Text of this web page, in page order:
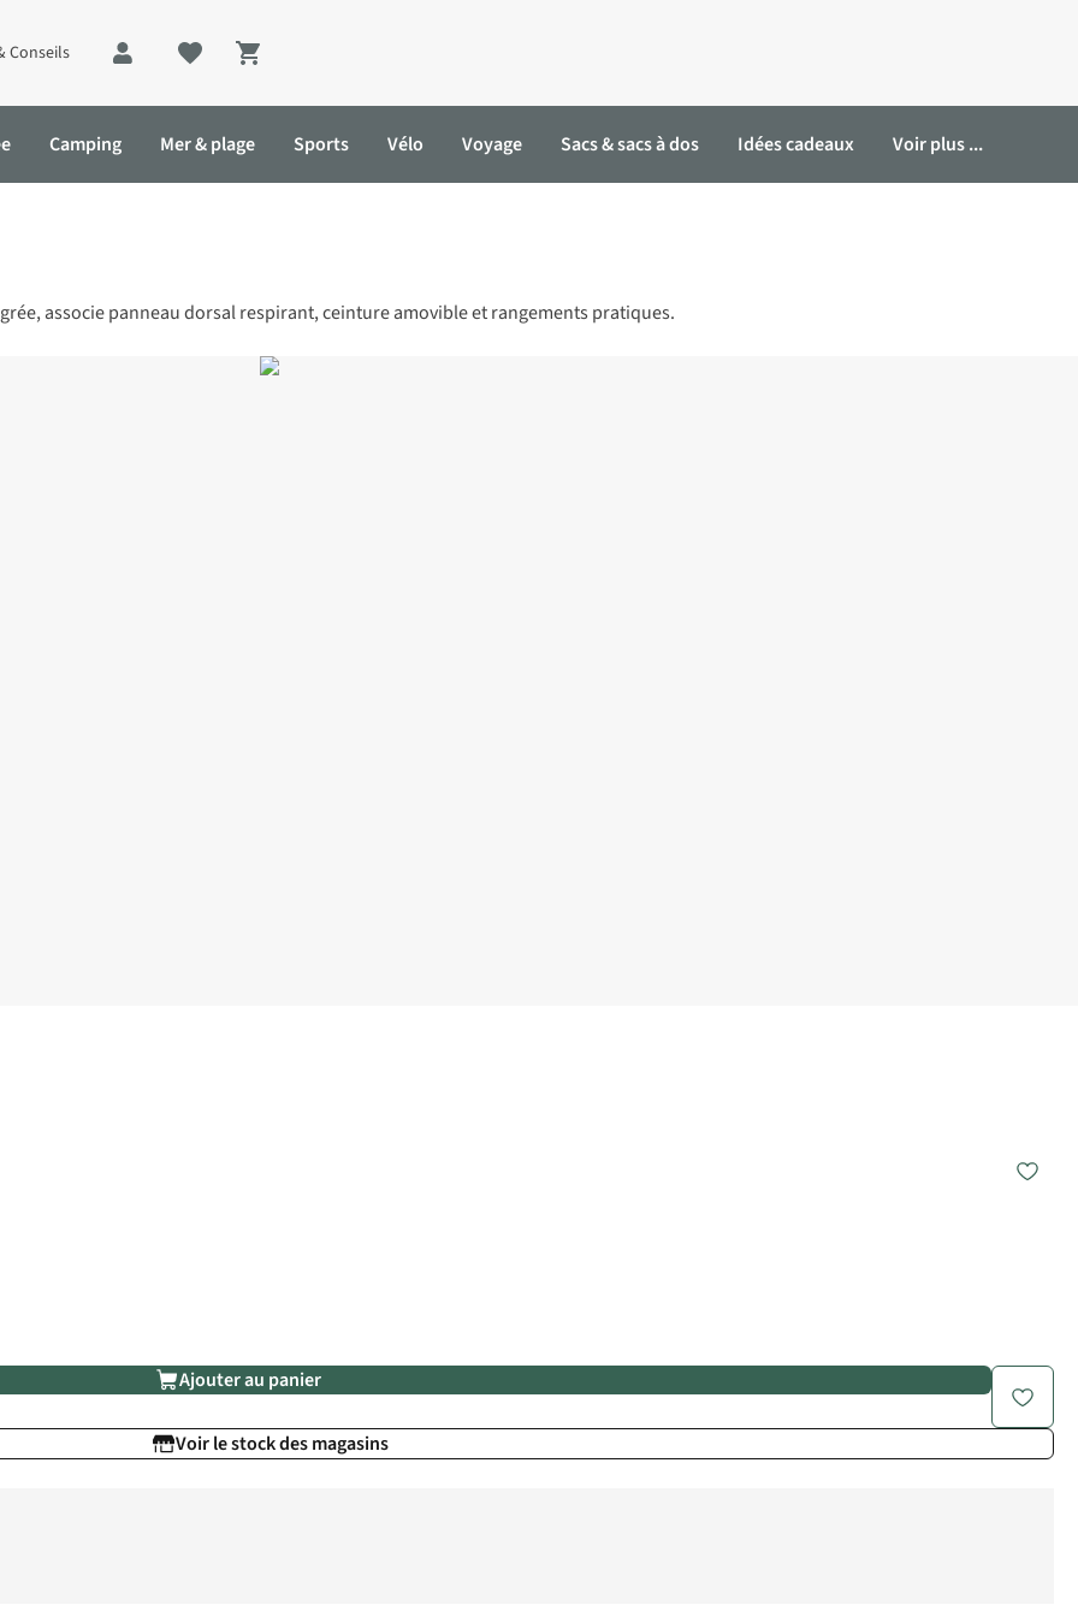
Conseils
Shopping cart
Camping Mer & plage Sports Vélo Voyage Sacs & sacs à dos Idées cadeaux Voir plus ...
associe panneau dorsal respirant, ceinture amovible et rangements pratiques.
Ajouter au panier
Voir le stock des magasins